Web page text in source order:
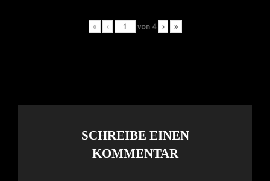
« ‹ von 4 › »
SCHREIBE EINEN
KOMMENTAR